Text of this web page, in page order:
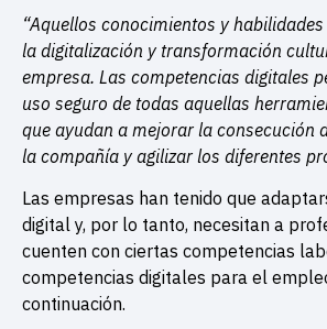
“Aquellos conocimientos y
la digitalización y transformación
empresa. Las competencias digitales
uso seguro de todas aquellas
que ayudan a mejorar la consecución
la compañía y agilizar los diferentes
Las empresas han tenido que
digital y, por lo tanto, necesitan a
cuenten con ciertas competencias
competencias digitales para el
continuación.